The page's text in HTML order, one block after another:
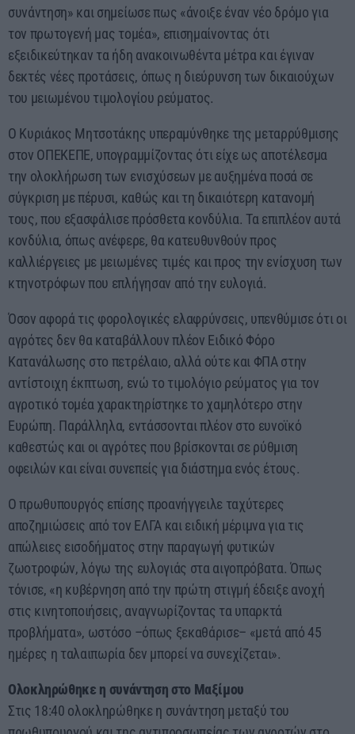
συνάντηση» και σημείωσε πως «άνοιξε έναν νέο δρόμο για
τον πρωτογενή μας τομέα», επισημαίνοντας ότι
εξειδικεύτηκαν τα ήδη ανακοινωθέντα μέτρα και έγιναν
δεκτές νέες προτάσεις, όπως η διεύρυνση των δικαιούχων
του μειωμένου τιμολογίου ρεύματος.
Ο Κυριάκος Μητσοτάκης υπεραμύνθηκε της μεταρρύθμισης
στον ΟΠΕΚΕΠΕ, υπογραμμίζοντας ότι είχε ως αποτέλεσμα
την ολοκλήρωση των ενισχύσεων με αυξημένα ποσά σε
σύγκριση με πέρυσι, καθώς και τη δικαιότερη κατανομή
τους, που εξασφάλισε πρόσθετα κονδύλια. Τα επιπλέον αυτά
κονδύλια, όπως ανέφερε, θα κατευθυνθούν προς
καλλιέργειες με μειωμένες τιμές και προς την ενίσχυση των
κτηνοτρόφων που επλήγησαν από την ευλογιά.
Όσον αφορά τις φορολογικές ελαφρύνσεις, υπενθύμισε ότι οι
αγρότες δεν θα καταβάλλουν πλέον Ειδικό Φόρο
Κατανάλωσης στο πετρέλαιο, αλλά ούτε και ΦΠΑ στην
αντίστοιχη έκπτωση, ενώ το τιμολόγιο ρεύματος για τον
αγροτικό τομέα χαρακτηρίστηκε το χαμηλότερο στην
Ευρώπη. Παράλληλα, εντάσσονται πλέον στο ευνοϊκό
καθεστώς και οι αγρότες που βρίσκονται σε ρύθμιση
οφειλών και είναι συνεπείς για διάστημα ενός έτους.
Ο πρωθυπουργός επίσης προανήγγειλε ταχύτερες
αποζημιώσεις από τον ΕΛΓΑ και ειδική μέριμνα για τις
απώλειες εισοδήματος στην παραγωγή φυτικών
ζωοτροφών, λόγω της ευλογιάς στα αιγοπρόβατα. Όπως
τόνισε, «η κυβέρνηση από την πρώτη στιγμή έδειξε ανοχή
στις κινητοποιήσεις, αναγνωρίζοντας τα υπαρκτά
προβλήματα», ωστόσο –όπως ξεκαθάρισε– «μετά από 45
ημέρες η ταλαιπωρία δεν μπορεί να συνεχίζεται».
Ολοκληρώθηκε η συνάντηση στο Μαξίμου
Στις 18:40 ολοκληρώθηκε η συνάντηση μεταξύ του